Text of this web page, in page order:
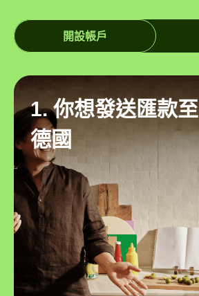
開設帳戶
1. 你想發送匯款至
德國